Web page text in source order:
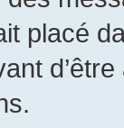
placé